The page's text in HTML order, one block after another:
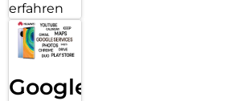
erfahren
Google